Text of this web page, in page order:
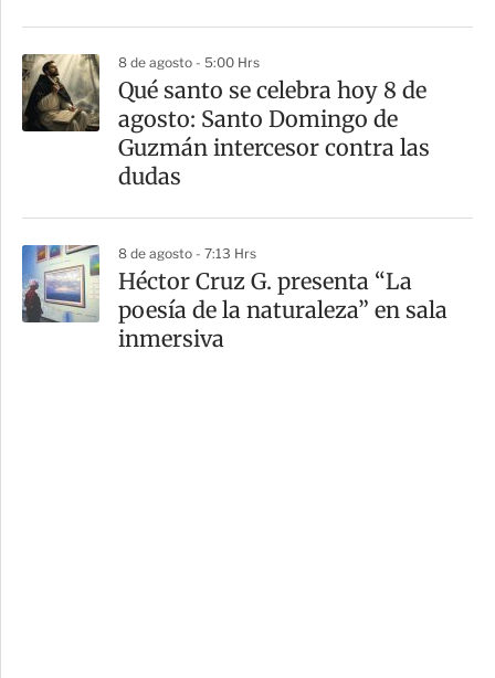
8 de agosto - 5:00 Hrs
Qué santo se celebra hoy 8 de
agosto: Santo Domingo de
Guzmán intercesor contra las
dudas
8 de agosto - 7:13 Hrs
Héctor Cruz G. presenta “La
poesía de la naturaleza” en sala
inmersiva